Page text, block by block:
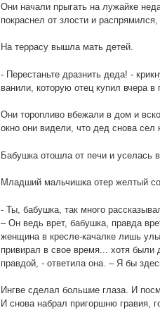
Они начали прыгать на лужайке
покраснел от злости и
На террасу вышла мать детей.
- Перестаньте дразнить деда! -
ванили, которую отец купил вчера в
Они торопливо вбежали в дом и
окно они видели, что дед снова сел
Бабушка отошла от печи и уселась
Младший мальчишка отер желтый
- Ты, бабушка, так много
– Он ведь врет, бабушка, правда
женщина в кресле-качалке лишь
привирал в свое время... хотя
правдой, - ответила она. – Я бы
Ингве сделал большие глаза. И
И снова набрал пригоршню гравия,